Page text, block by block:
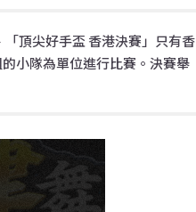
頂尖好手盃 香港決賽」只有香
小隊為單位進行比賽。決賽舉